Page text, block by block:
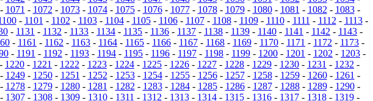
1071 - 1072 - 1073- 1074- 1075- 1076- 1077- 1078- 1079- 1080- 1081 - 1082 - 1083-
- 1101 - 1102 - 1103- 1104- 1105- 1106- 1107- 1108- 1109- 1110- 1111 - 1112 - 1113-
- 1131 - 1132 - 1133 - 1134 - 1135 - 1136 - 1137 - 1138 - 1139 - 1140 - 1141 - 1142 - 1143 -
- 1161 - 1162 - 1163 - 1164 - 1165 - 1166 - 1167 - 1168 - 1169 - 1170 - 1171 - 1172 - 1173 -
- 1191 - 1192 - 1193 - 1194 - 1195 - 1196 - 1197 - 1198 - 1199 - 1200 - 1201 - 1202 - 1203 -
- 1220 - 1221 - 1222 - 1223 - 1224 - 1225 - 1226 - 1227 - 1228 - 1229 - 1230 - 1231 - 1232 -
1249- 1250- 1251 - 1252 - 1253- 1254- 1255- 1256- 1257- 1258- 1259- 1260- 1261 -
1278- 1279- 1280- 1281 - 1282 - 1283- 1284- 1285- 1286- 1287- 1288- 1289- 1290-
- 1307 - 1308 - 1309 - 1310 - 1311 - 1312 - 1313 - 1314 - 1315 - 1316 - 1317 - 1318 - 1319 -